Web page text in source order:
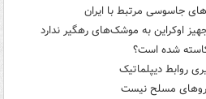
جاسوسی مرتبط با ایران
اوکراین به موشک‌های رهگیر ندارد
کاسته شده است؟
روابط دیپلماتیک
مسلح نیست